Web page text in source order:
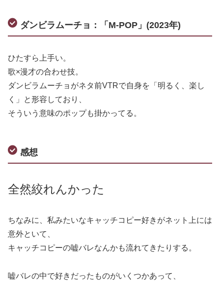
ダンビラムーチョ：「M-POP」(2023年)
ひたすら上手い。
歌×漫才の合わせ技。
ダンビラムーチョがネタ前VTRで自身を「明るく、楽し
く」と形容しており、
そういう意味のポップも掛かってる。
感想
全然絞れんかった
ちなみに、私みたいなキャッチコピー好きがネット上には
意外といて、
キャッチコピーの嘘バレなんかも流れてきたりする。
嘘バレの中で好きだったものがいくつかあって、